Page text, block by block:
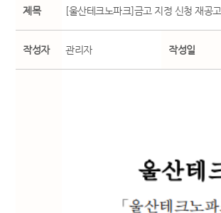
제목 [울산테크노파크]금고 지정 신청 재공고
작성자 관리자 작성일